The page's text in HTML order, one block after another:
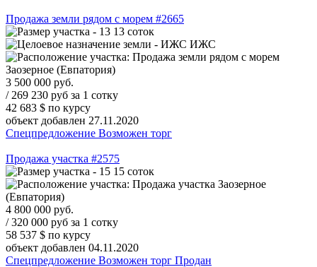
Продажа земли рядом с морем #2665
13 соток
ИЖС
Заозерное (Евпатория)
3 500 000 руб.
/ 269 230 руб за 1 сотку
42 683 $ по курсу
объект добавлен 27.11.2020
Спецпредложение Возможен торг
Продажа участка #2575
15 соток
Заозерное
(Евпатория)
4 800 000 руб.
/ 320 000 руб за 1 сотку
58 537 $ по курсу
объект добавлен 04.11.2020
Спецпредложение Возможен торг Продан